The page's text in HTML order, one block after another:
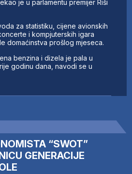
“SWOT”
GENERACIJE
je u parlamentu premijer Riši
za statistiku, cijene avionskih
i kompjuterskih igara
domaćinstva prošlog mjeseca.
benzina i dizela je pala u
godinu dana, navodi se u